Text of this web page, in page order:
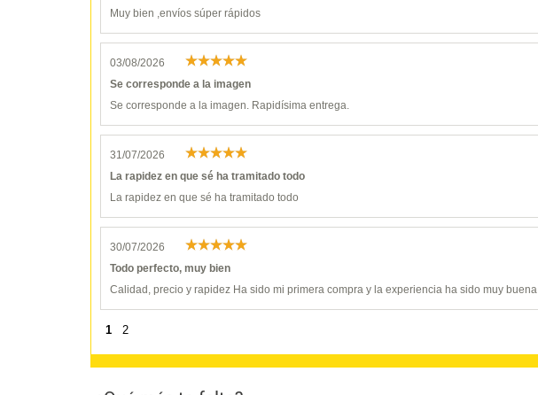
Muy bien ,envíos súper rápidos
03/08/2026
Se corresponde a la imagen
Se corresponde a la imagen. Rapidísima entrega.
31/07/2026
La rapidez en que sé ha tramitado todo
La rapidez en que sé ha tramitado todo
30/07/2026
Todo perfecto, muy bien
Calidad, precio y rapidez Ha sido mi primera compra y la experiencia ha sido muy buena
1 2